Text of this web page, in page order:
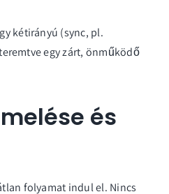
kétirányú (sync, pl.
egy zárt, önműködő
és
folyamat indul el. Nincs